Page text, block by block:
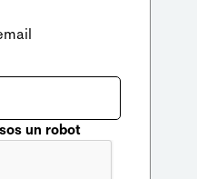
un robot